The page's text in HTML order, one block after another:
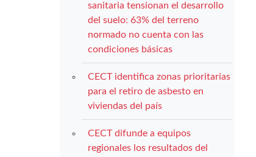
sanitaria tensionan el desarrollo
del suelo: 63% del terreno
normado no cuenta con las
condiciones básicas
CECT identifica zonas prioritarias
para el retiro de asbesto en
viviendas del país
CECT difunde a equipos
regionales los resultados del